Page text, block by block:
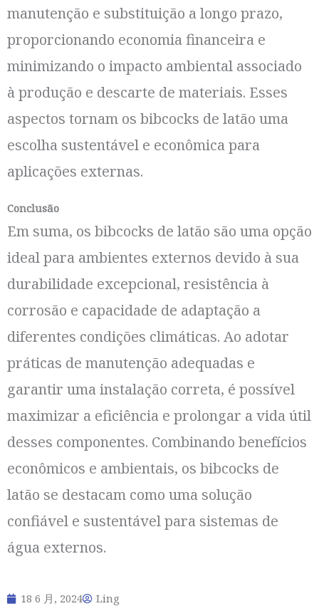
manutenção e substituição a longo prazo,
proporcionando economia financeira e
minimizando o impacto ambiental associado
à produção e descarte de materiais. Esses
aspectos tornam os bibcocks de latão uma
escolha sustentável e econômica para
aplicações externas.
Conclusão
Em suma, os bibcocks de latão são uma opção
ideal para ambientes externos devido à sua
durabilidade excepcional, resistência à
corrosão e capacidade de adaptação a
diferentes condições climáticas. Ao adotar
práticas de manutenção adequadas e
garantir uma instalação correta, é possível
maximizar a eficiência e prolongar a vida útil
desses componentes. Combinando benefícios
econômicos e ambientais, os bibcocks de
latão se destacam como uma solução
confiável e sustentável para sistemas de
água externos.
18 6 月, 2024 Ling